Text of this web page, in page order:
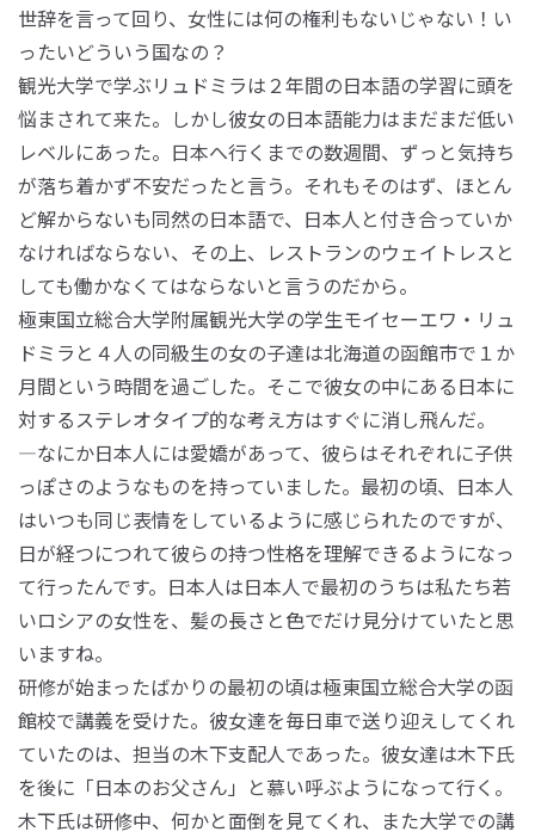
世辞を言って回り、女性には何の権利もないじゃない！い
ったいどういう国なの？
観光大学で学ぶリュドミラは２年間の日本語の学習に頭を
悩まされて来た。しかし彼女の日本語能力はまだまだ低い
レベルにあった。日本へ行くまでの数週間、ずっと気持ち
が落ち着かず不安だったと言う。それもそのはず、ほとん
ど解からないも同然の日本語で、日本人と付き合っていか
なければならない、その上、レストランのウェイトレスと
しても働かなくてはならないと言うのだから。
極東国立総合大学附属観光大学の学生モイセーエワ・リュ
ドミラと４人の同級生の女の子達は北海道の函館市で１か
月間という時間を過ごした。そこで彼女の中にある日本に
対するステレオタイプ的な考え方はすぐに消し飛んだ。
―なにか日本人には愛嬌があって、彼らはそれぞれに子供
っぽさのようなものを持っていました。最初の頃、日本人
はいつも同じ表情をしているように感じられたのですが、
日が経つにつれて彼らの持つ性格を理解できるようになっ
て行ったんです。日本人は日本人で最初のうちは私たち若
いロシアの女性を、髪の長さと色でだけ見分けていたと思
いますね。
研修が始まったばかりの最初の頃は極東国立総合大学の函
館校で講義を受けた。彼女達を毎日車で送り迎えしてくれ
ていたのは、担当の木下支配人であった。彼女達は木下氏
を後に「日本のお父さん」と慕い呼ぶようになって行く。
木下氏は研修中、何かと面倒を見てくれ、また大学での講